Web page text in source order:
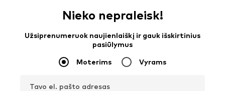
Nieko nepraleisk!
Užsiprenumeruok naujienlaiškį ir gauk išskirtinius
pasiūlymus
Moterims Vyrams
Tavo el. pašto adresas